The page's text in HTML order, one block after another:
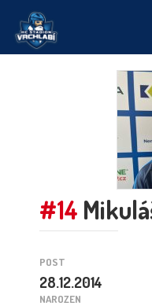
#14
POST
28.12.2014
NAROZEN